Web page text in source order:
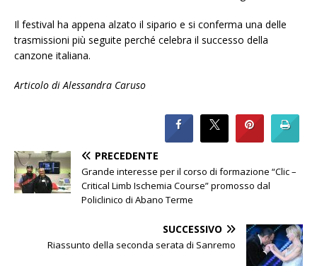
Il festival ha appena alzato il sipario e si conferma una delle
trasmissioni più seguite perché celebra il successo della
canzone italiana.
Articolo di Alessandra Caruso
PRECEDENTE
Grande interesse per il corso di formazione “Clic –
Critical Limb Ischemia Course” promosso dal
Policlinico di Abano Terme
SUCCESSIVO
Riassunto della seconda serata di Sanremo